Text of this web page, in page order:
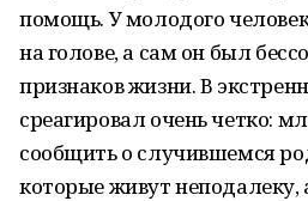
помощь. У молодого
на голове, а сам он был
признаков жизни. В
среагировал очень четко:
сообщить о случившемся
которые живут неподалеку,